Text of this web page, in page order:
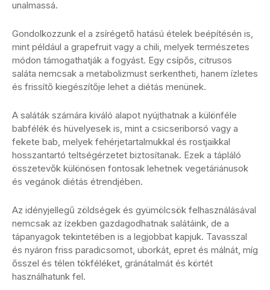
unalmassá.
Gondolkozzunk el a zsírégető hatású ételek beépítésén is,
mint például a grapefruit vagy a chili, melyek természetes
módon támogathatják a fogyást. Egy csípős, citrusos
saláta nemcsak a metabolizmust serkentheti, hanem ízletes
és frissítő kiegészítője lehet a diétás menünek.
A saláták számára kiváló alapot nyújthatnak a különféle
babfélék és hüvelyesek is, mint a csicseriborsó vagy a
fekete bab, melyek fehérjetartalmukkal és rostjaikkal
hosszantartó teltségérzetet biztosítanak. Ezek a tápláló
összetevők különösen fontosak lehetnek vegetáriánusok
és vegánok diétás étrendjében.
Az idényjellegű zöldségek és gyümölcsök felhasználásával
nemcsak az ízekben gazdagodhatnak salátáink, de a
tápanyagok tekintetében is a legjobbat kapjuk. Tavasszal
és nyáron friss paradicsomot, uborkát, epret és málnát, míg
ősszel és télen tökféléket, gránátalmát és körtét
használhatunk fel.